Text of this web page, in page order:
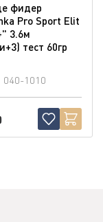
фидер
Pro Sport Elit
3.6м
тест 60гр
040-1010